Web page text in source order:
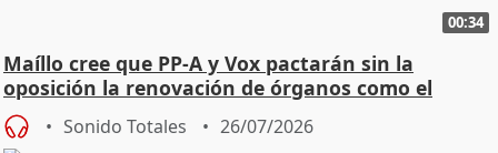
00:34
Maíllo cree que PP-A y Vox pactarán sin la
oposición la renovación de órganos como el
Defensor
Sonido Totales 26/07/2026